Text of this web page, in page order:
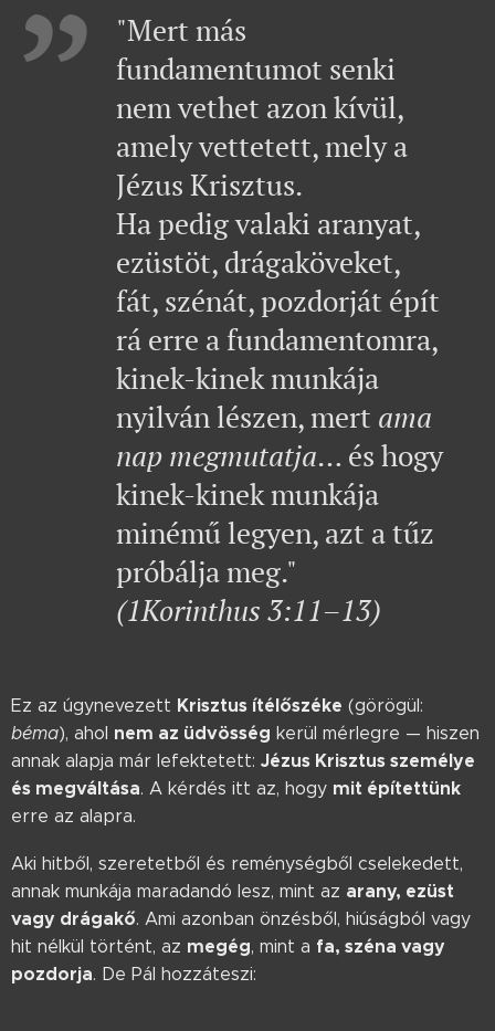
"Mert más
fundamentumot senki
nem vethet azon kívül,
amely vettetett, mely a
Jézus Krisztus.
Ha pedig valaki aranyat,
ezüstöt, drágaköveket,
fát, szénát, pozdorját épít
rá erre a fundamentomra,
kinek-kinek munkája
nyilván lészen, mert ama
nap megmutatja… és hogy
kinek-kinek munkája
minémű legyen, azt a tűz
próbálja meg."
(1Korinthus 3:11–13)
Ez az úgynevezett Krisztus ítélőszéke (görögül:
béma), ahol nem az üdvösség kerül mérlegre — hiszen
annak alapja már lefektetett: Jézus Krisztus személye
és megváltása. A kérdés itt az, hogy mit építettünk
erre az alapra.
Aki hitből, szeretetből és reménységből cselekedett,
annak munkája maradandó lesz, mint az arany, ezüst
vagy drágakő. Ami azonban önzésből, hiúságból vagy
hit nélkül történt, az megég, mint a fa, széna vagy
pozdorja. De Pál hozzáteszi: